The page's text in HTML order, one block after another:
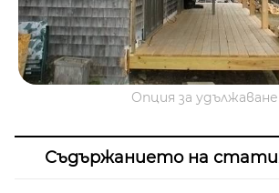
Опция за удължаване
Съдържанието на